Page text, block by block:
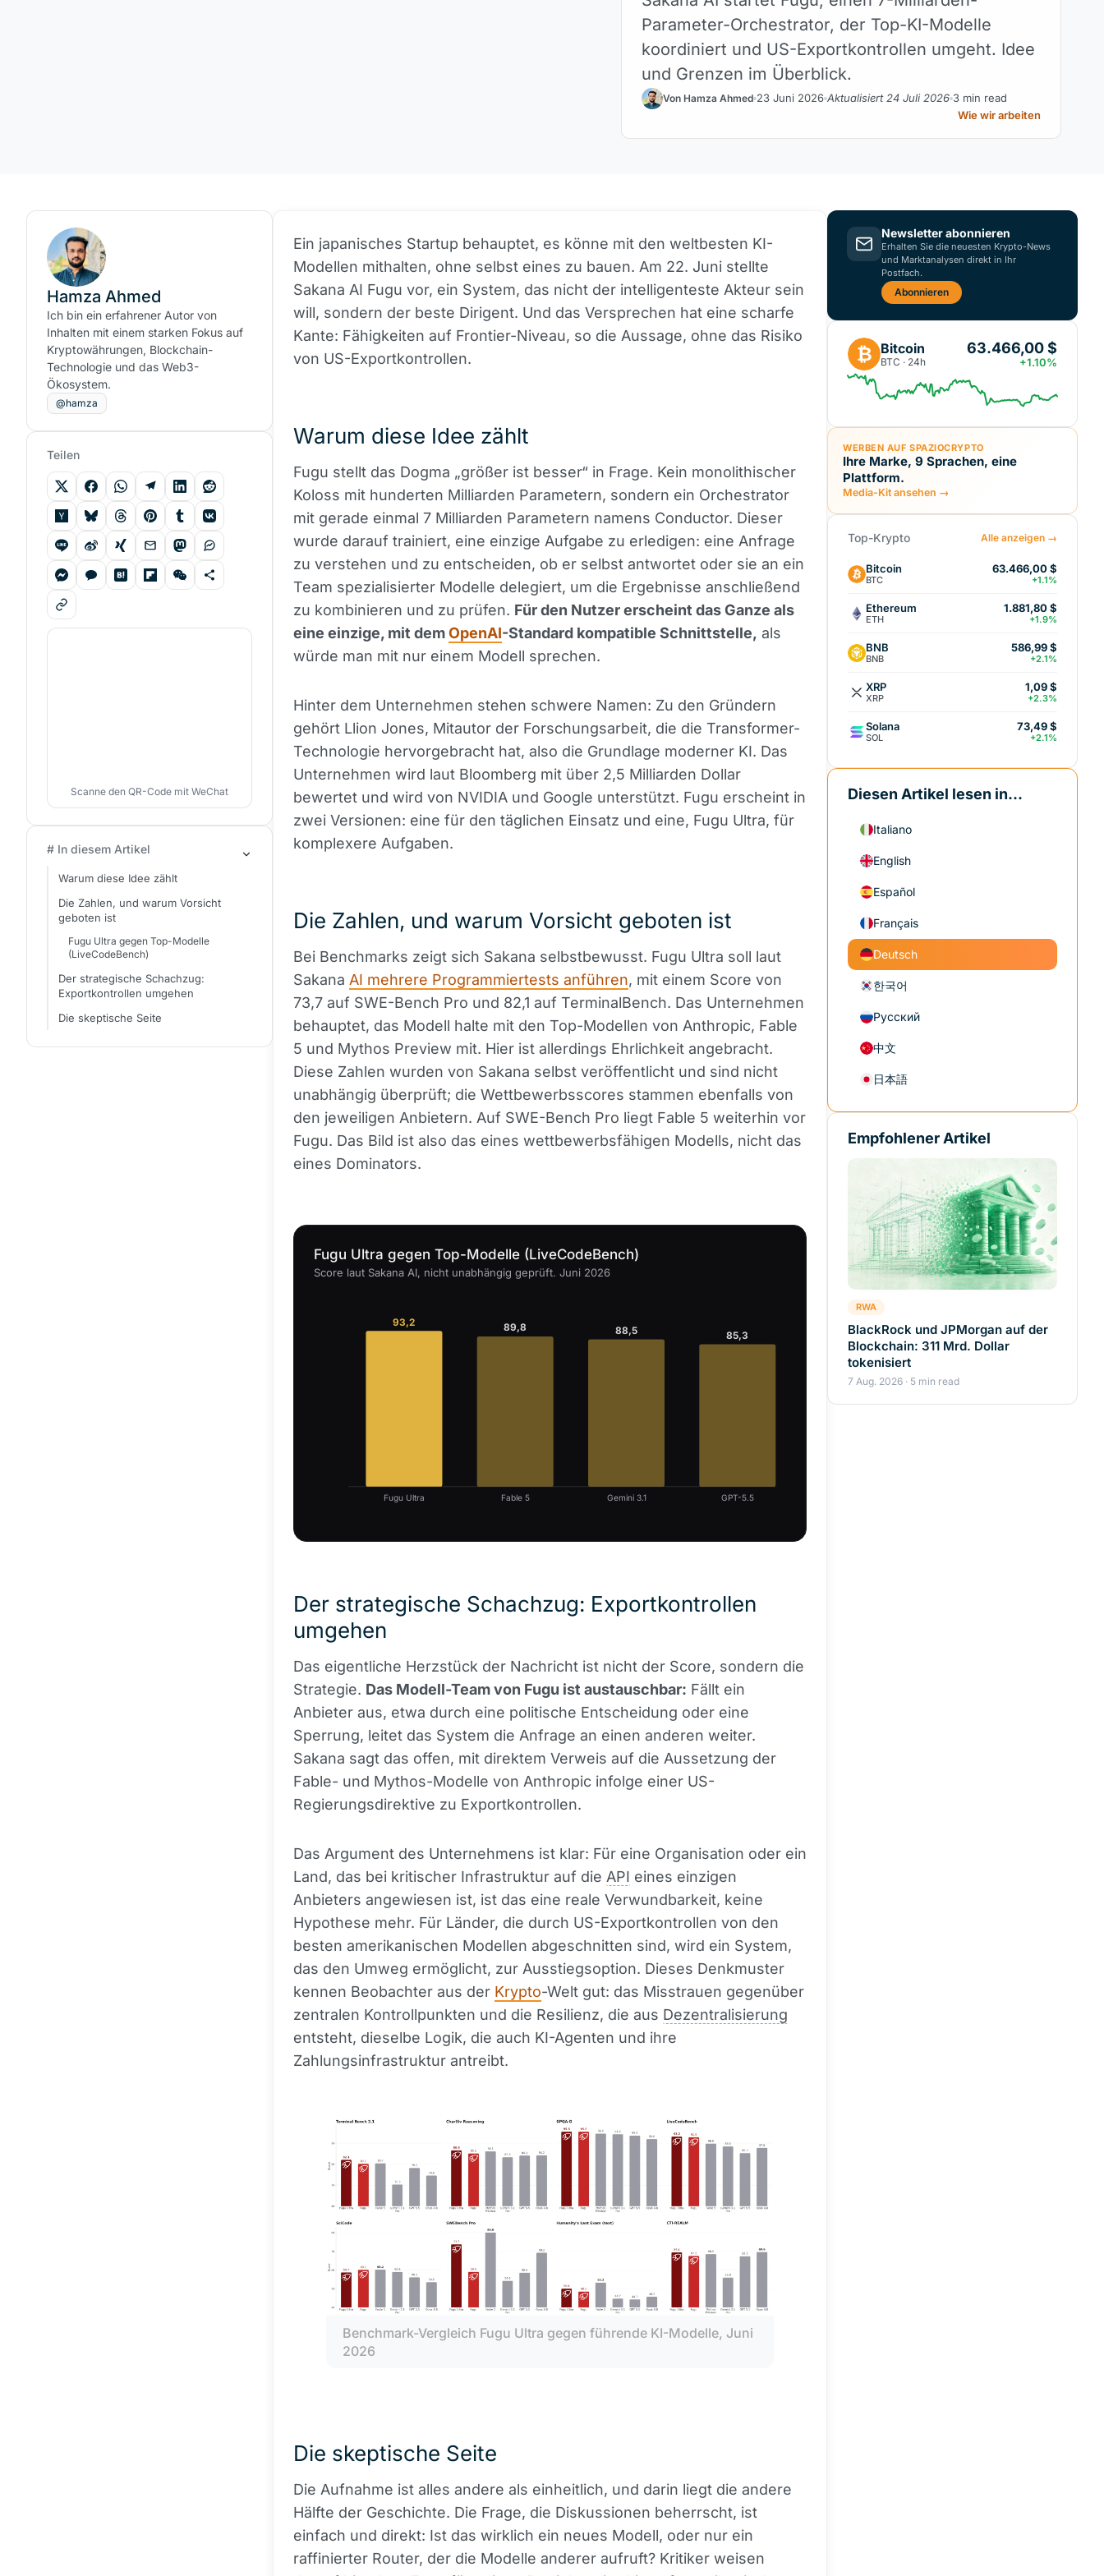
Parameter-Orchestrator, der Top-KI-Modelle
koordiniert und US-Exportkontrollen umgeht. Idee
und Grenzen im Überblick.
Von Hamza Ahmed 23 Juni 2026 Aktualisiert 24 Juli 2026 3 min read
Wie wir arbeiten
Ein japanisches Startup behauptet, es könne mit den weltbesten KI-
Modellen mithalten, ohne selbst eines zu bauen. Am 22. Juni stellte
Sakana AI Fugu vor, ein System, das nicht der intelligenteste Akteur sein
will, sondern der beste Dirigent. Und das Versprechen hat eine scharfe
Kante: Fähigkeiten auf Frontier-Niveau, so die Aussage, ohne das Risiko
von US-Exportkontrollen.
Warum diese Idee zählt
Fugu stellt das Dogma „größer ist besser“ in Frage. Kein monolithischer
Koloss mit hunderten Milliarden Parametern, sondern ein Orchestrator
mit gerade einmal 7 Milliarden Parametern namens Conductor. Dieser
wurde darauf trainiert, eine einzige Aufgabe zu erledigen: eine Anfrage
zu verstehen und zu entscheiden, ob er selbst antwortet oder sie an ein
Team spezialisierter Modelle delegiert, um die Ergebnisse anschließend
zu kombinieren und zu prüfen. Für den Nutzer erscheint das Ganze als
eine einzige, mit demOpenAI-Standard kompatible Schnittstelle, als
würde man mit nur einem Modell sprechen.
Hinter dem Unternehmen stehen schwere Namen: Zu den Gründern
gehört Llion Jones, Mitautor der Forschungsarbeit, die die Transformer-
Technologie hervorgebracht hat, also die Grundlage moderner KI. Das
Unternehmen wird laut Bloomberg mit über 2,5 Milliarden Dollar
bewertet und wird von NVIDIA und Google unterstützt. Fugu erscheint in
zwei Versionen: eine für den täglichen Einsatz und eine, Fugu Ultra, für
komplexere Aufgaben.
Die Zahlen, und warum Vorsicht geboten ist
Bei Benchmarks zeigt sich Sakana selbstbewusst. Fugu Ultra soll laut
Sakana AI mehrere Programmiertests anführen, mit einem Score von
73,7 auf SWE-Bench Pro und 82,1 auf TerminalBench. Das Unternehmen
behauptet, das Modell halte mit den Top-Modellen von Anthropic, Fable
5 und Mythos Preview mit. Hier ist allerdings Ehrlichkeit angebracht.
Diese Zahlen wurden von Sakana selbst veröffentlicht und sind nicht
unabhängig überprüft; die Wettbewerbsscores stammen ebenfalls von
den jeweiligen Anbietern. Auf SWE-Bench Pro liegt Fable 5 weiterhin vor
Fugu. Das Bild ist also das eines wettbewerbsfähigen Modells, nicht das
eines Dominators.
Fugu Ultra gegen Top-Modelle (LiveCodeBench)
Score laut Sakana AI, nicht unabhängig geprüft. Juni 2026
93,2 89,8 88,5 85,3
Fugu Ultra Fable 5 Gemini 3.1 GPT-5.5
Der strategische Schachzug: Exportkontrollen
umgehen
Das eigentliche Herzstück der Nachricht ist nicht der Score, sondern die
Strategie. Das Modell-Team von Fugu ist austauschbar: Fällt ein
Anbieter aus, etwa durch eine politische Entscheidung oder eine
Sperrung, leitet das System die Anfrage an einen anderen weiter.
Sakana sagt das offen, mit direktem Verweis auf die Aussetzung der
Fable- und Mythos-Modelle von Anthropic infolge einer US-
Regierungsdirektive zu Exportkontrollen.
Das Argument des Unternehmens ist klar: Für eine Organisation oder ein
Land, das bei kritischer Infrastruktur auf die API eines einzigen
Anbieters angewiesen ist, ist das eine reale Verwundbarkeit, keine
Hypothese mehr. Für Länder, die durch US-Exportkontrollen von den
besten amerikanischen Modellen abgeschnitten sind, wird ein System,
das den Umweg ermöglicht, zur Ausstiegsoption. Dieses Denkmuster
kennen Beobachter aus der Krypto-Welt gut: das Misstrauen gegenüber
zentralen Kontrollpunkten und die Resilienz, die aus Dezentralisierung
entsteht, dieselbe Logik, die auch KI-Agenten und ihre
Zahlungsinfrastruktur antreibt.
Benchmark-Vergleich Fugu Ultra gegen führende KI-Modelle, Juni
2026
Die skeptische Seite
Die Aufnahme ist alles andere als einheitlich, und darin liegt die andere
Hälfte der Geschichte. Die Frage, die Diskussionen beherrscht, ist
einfach und direkt: Ist das wirklich ein neues Modell, oder nur ein
raffinierter Router, der die Modelle anderer aufruft? Kritiker weisen
Hamza Ahmed
Ich bin ein erfahrener Autor von
Inhalten mit einem starken Fokus auf
Kryptowährungen, Blockchain-
Technologie und das Web3-
Ökosystem.
@hamza
Teilen
Scanne den QR-Code mit WeChat
# In diesem Artikel
Warum diese Idee zählt
Die Zahlen, und warum Vorsicht
geboten ist
Fugu Ultra gegen Top-Modelle
(LiveCodeBench)
Der strategische Schachzug:
Exportkontrollen umgehen
Die skeptische Seite
Newsletter abonnieren
Erhalten Sie die neuesten Krypto-News
und Marktanalysen direkt in Ihr
Postfach.
Abonnieren
₿ Bitcoin
BTC · 24h
63.466,00 $
+1.10%
WERBEN AUF SPAZIOCRYPTO
Ihre Marke, 9 Sprachen, eine
Plattform.
Media-Kit ansehen →
Top-Krypto Alle anzeigen →
Bitcoin
BTC
63.466,00 $
+1.1%
Ethereum
ETH
1.881,80 $
+1.9%
BNB
BNB
586,99 $
+2.1%
XRP
XRP
1,09 $
+2.3%
Solana
SOL
73,49 $
+2.1%
Diesen Artikel lesen in...
Italiano
English
Español
Français
Deutsch
한국어
Русский
中文
日本語
Empfohlener Artikel
RWA
BlackRock und JPMorgan auf der
Blockchain: 311 Mrd. Dollar
tokenisiert
7 Aug. 2026 · 5 min read